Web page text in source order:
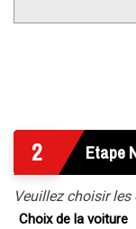
2 Etape
Veuillez choisir
Choix de la voiture